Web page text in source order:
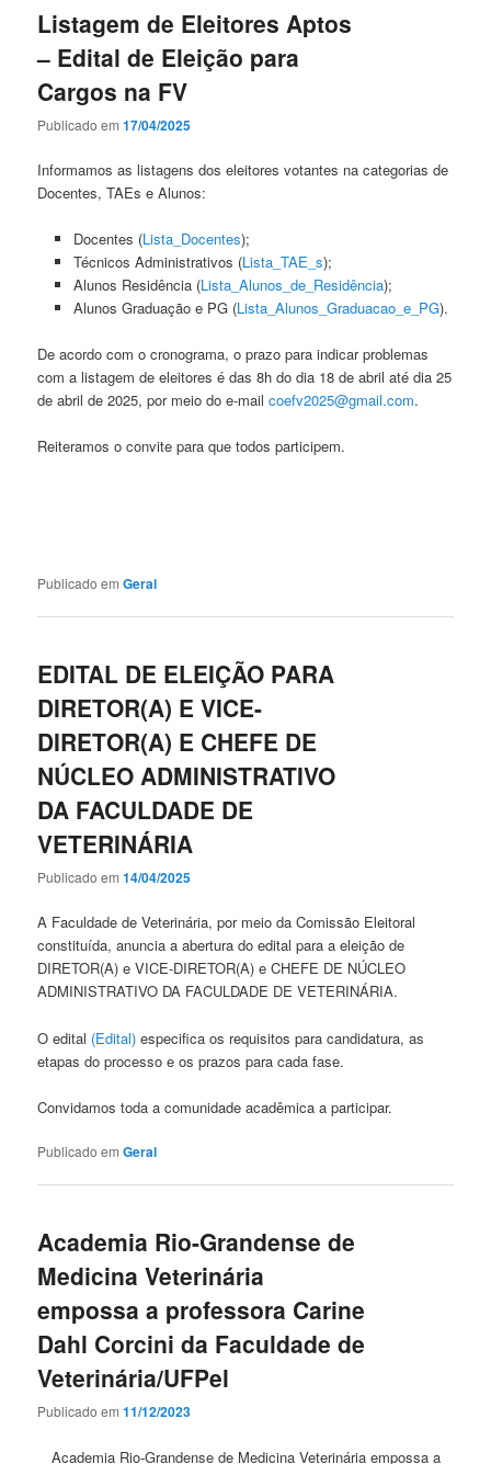
Listagem de Eleitores Aptos
– Edital de Eleição para
Cargos na FV
Publicado em17/04/2025
Informamos as listagens dos eleitores votantes na categorias de
Docentes, TAEs e Alunos:
Docentes (Lista_Docentes);
Técnicos Administrativos (Lista_TAE_s);
Alunos Residência (Lista_Alunos_de_Residência);
Alunos Graduação e PG (Lista_Alunos_Graduacao_e_PG).
De acordo com o cronograma, o prazo para indicar problemas
com a listagem de eleitores é das 8h do dia 18 de abril até dia 25
de abril de 2025, por meio do e-mail coefv2025@gmail.com.
Reiteramos o convite para que todos participem.
Publicado em Geral
EDITAL DE ELEIÇÃO PARA
DIRETOR(A) E VICE-
DIRETOR(A) E CHEFE DE
NÚCLEO ADMINISTRATIVO
DA FACULDADE DE
VETERINÁRIA
Publicado em14/04/2025
A Faculdade de Veterinária, por meio da Comissão Eleitoral
constituída, anuncia a abertura do edital para a eleição de
DIRETOR(A) e VICE-DIRETOR(A) e CHEFE DE NÚCLEO
ADMINISTRATIVO DA FACULDADE DE VETERINÁRIA.
O edital (Edital)especifica os requisitos para candidatura, as
etapas do processo e os prazos para cada fase.
Convidamos toda a comunidade acadêmica a participar.
Publicado em Geral
Academia Rio-Grandense de
Medicina Veterinária
empossa a professora Carine
Dahl Corcini da Faculdade de
Veterinária/UFPel
Publicado em11/12/2023
Academia Rio-Grandense de Medicina Veterinária empossa a